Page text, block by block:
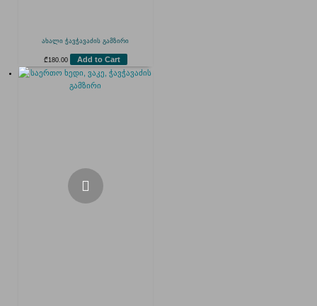
ახალი ჭავჭავაძის გამზირი
₾ 180.00 Add to Cart